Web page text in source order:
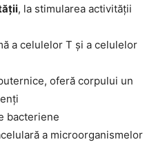
, la stimularea activității
a celulelor T și a celulelor
oferă corpului un
bacteriene
a microorganismelor